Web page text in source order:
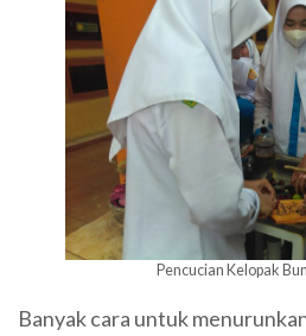
Pencucian Kelopak
Banyak cara untuk